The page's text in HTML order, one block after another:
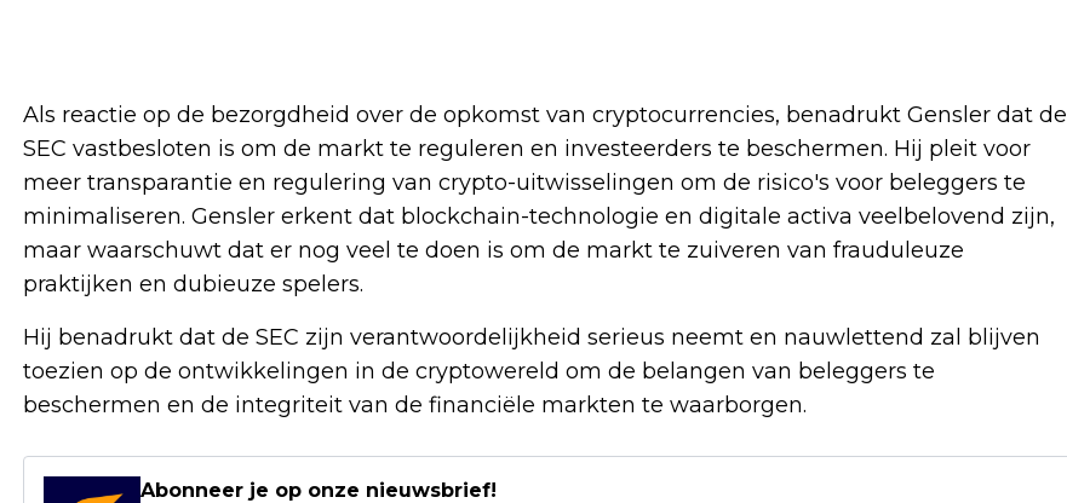
Als reactie op de bezorgdheid over de opkomst van cryptocurrencies, benadrukt Gensler dat de
SEC vastbesloten is om de markt te reguleren en investeerders te beschermen. Hij pleit voor
meer transparantie en regulering van crypto-uitwisselingen om de risico's voor beleggers te
minimaliseren. Gensler erkent dat blockchain-technologie en digitale activa veelbelovend zijn,
maar waarschuwt dat er nog veel te doen is om de markt te zuiveren van frauduleuze
praktijken en dubieuze spelers.
Hij benadrukt dat de SEC zijn verantwoordelijkheid serieus neemt en nauwlettend zal blijven
toezien op de ontwikkelingen in de cryptowereld om de belangen van beleggers te
beschermen en de integriteit van de financiële markten te waarborgen.
Abonneer je op onze nieuwsbrief!